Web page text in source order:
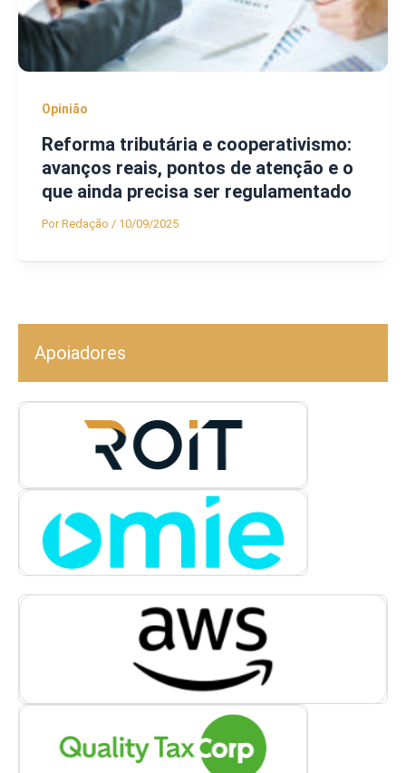
Opinião
Reforma tributária e cooperativismo:
avanços reais, pontos de atenção e o
que ainda precisa ser regulamentado
PorRedação / 10/09/2025
Apoiadores